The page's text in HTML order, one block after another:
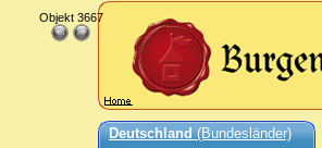
Deutschland(Bundesländer)
Objekt 3667